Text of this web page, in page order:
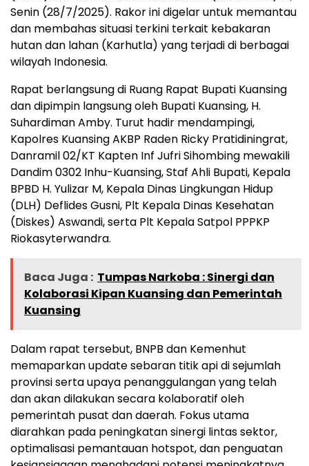
Senin (28/7/2025). Rakor ini digelar untuk memantau
dan membahas situasi terkini terkait kebakaran
hutan dan lahan (Karhutla) yang terjadi di berbagai
wilayah Indonesia.
Rapat berlangsung di Ruang Rapat Bupati Kuansing
dan dipimpin langsung oleh Bupati Kuansing, H.
Suhardiman Amby. Turut hadir mendampingi,
Kapolres Kuansing AKBP Raden Ricky Pratidiningrat,
Danramil 02/KT Kapten Inf Jufri Sihombing mewakili
Dandim 0302 Inhu-Kuansing, Staf Ahli Bupati, Kepala
BPBD H. Yulizar M, Kepala Dinas Lingkungan Hidup
(DLH) Deflides Gusni, Plt Kepala Dinas Kesehatan
(Diskes) Aswandi, serta Plt Kepala Satpol PPPKP
Riokasyterwandra.
Baca Juga : Tumpas Narkoba : Sinergi dan
Kolaborasi Kipan Kuansing dan Pemerintah
Kuansing
Dalam rapat tersebut, BNPB dan Kemenhut
memaparkan update sebaran titik api di sejumlah
provinsi serta upaya penanggulangan yang telah
dan akan dilakukan secara kolaboratif oleh
pemerintah pusat dan daerah. Fokus utama
diarahkan pada peningkatan sinergi lintas sektor,
optimalisasi pemantauan hotspot, dan penguatan